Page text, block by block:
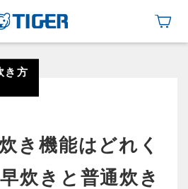
き方
き機能はどれく
炊きと普通炊き